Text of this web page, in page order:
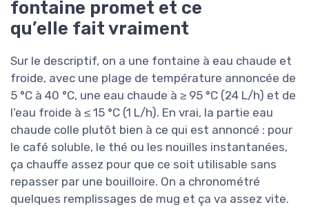
fontaine promet et ce
qu’elle fait vraiment
Sur le descriptif, on a une fontaine à eau chaude et
froide, avec une plage de température annoncée de
5 °C à 40 °C, une eau chaude à ≥ 95 °C (24 L/h) et de
l’eau froide à ≤ 15 °C (1 L/h). En vrai, la partie eau
chaude colle plutôt bien à ce qui est annoncé : pour
le café soluble, le thé ou les nouilles instantanées,
ça chauffe assez pour que ce soit utilisable sans
repasser par une bouilloire. On a chronométré
quelques remplissages de mug et ça va assez vite.